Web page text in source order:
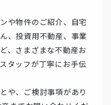
や物件のご紹介、自宅
、投資用不動産、事業
、さまざまな不動産お
タッフが丁寧にお手伝
や、ご検討事項があり